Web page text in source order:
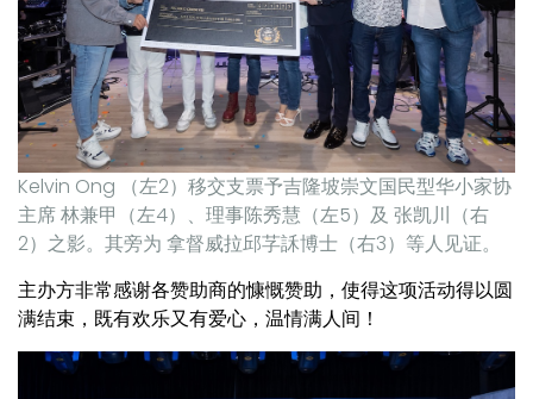
Kelvin Ong （左2）移交支票予吉隆坡崇文国民型华小家协
主席 林兼甲（左4）、理事陈秀慧（左5）及 张凯川（右
2）之影。其旁为 拿督威拉邱芓訸博士（右3）等人见证。
主办方非常感谢各赞助商的慷慨赞助，使得这项活动得以圆
满结束，既有欢乐又有爱心，温情满人间！